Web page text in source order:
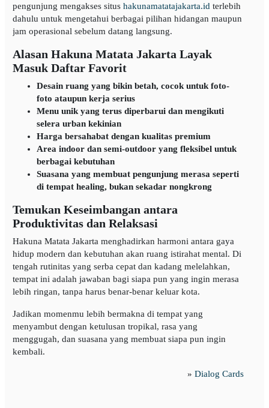
pengunjung mengakses situs hakunamatatajakarta.id terlebih
dahulu untuk mengetahui berbagai pilihan hidangan maupun
jam operasional sebelum datang langsung.
Alasan Hakuna Matata Jakarta Layak
Masuk Daftar Favorit
Desain ruang yang bikin betah, cocok untuk foto-
foto ataupun kerja serius
Menu unik yang terus diperbarui dan mengikuti
selera urban kekinian
Harga bersahabat dengan kualitas premium
Area indoor dan semi-outdoor yang fleksibel untuk
berbagai kebutuhan
Suasana yang membuat pengunjung merasa seperti
di tempat healing, bukan sekadar nongkrong
Temukan Keseimbangan antara
Produktivitas dan Relaksasi
Hakuna Matata Jakarta menghadirkan harmoni antara gaya
hidup modern dan kebutuhan akan ruang istirahat mental. Di
tengah rutinitas yang serba cepat dan kadang melelahkan,
tempat ini adalah jawaban bagi siapa pun yang ingin merasa
lebih ringan, tanpa harus benar-benar keluar kota.
Jadikan momenmu lebih bermakna di tempat yang
menyambut dengan ketulusan tropikal, rasa yang
menggugah, dan suasana yang membuat siapa pun ingin
kembali.
» Dialog Cards